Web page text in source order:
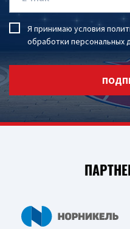
Я принимаю условия
обработки персональных